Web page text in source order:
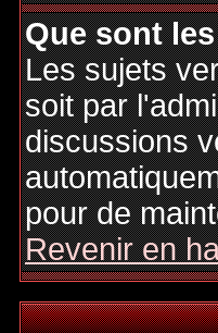
Que sont
Les sujets
soit par
discussions
pour de
Revenir en